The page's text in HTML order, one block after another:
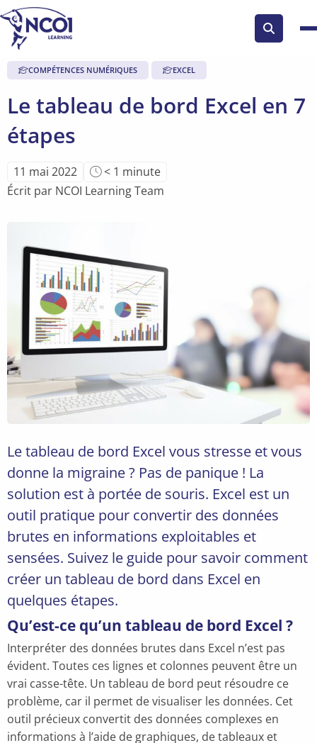
Search
button
Le tableau de bord Excel en 7
étapes
COMPÉTENCES NUMÉRIQUES EXCEL
11 mai 2022
Temps
de
< 1 minute
Écrit par NCOI Learning Team
Le tableau de bord Excel vous stresse et vous
donne la migraine ? Pas de panique ! La
solution est à portée de souris. Excel est un
outil pratique pour convertir des données
brutes en informations exploitables et
sensées. Suivez le guide pour savoir comment
créer un tableau de bord dans Excel en
quelques étapes.
Qu’est-ce qu’un tableau de bord Excel ?
Interpréter des données brutes dans Excel n’est pas
évident. Toutes ces lignes et colonnes peuvent être un
vrai casse-tête. Un tableau de bord peut résoudre ce
problème, car il permet de visualiser les données. Cet
outil précieux convertit des données complexes en
informations à l’aide de graphiques, de tableaux et